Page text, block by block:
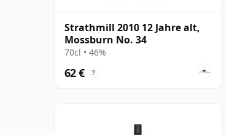
Strathmill 2010 12 Jahre alt,
Mossburn No. 34
70cl • 46%
62 € ?